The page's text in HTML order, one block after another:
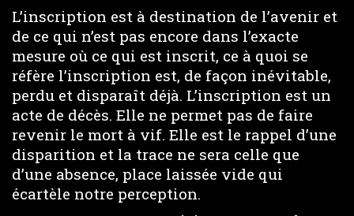
L’inscription est à destination de l’avenir et
de ce qui n’est pas encore dans l’exacte
mesure où ce qui est inscrit, ce à quoi se
réfère l’inscription est, de façon inévitable,
perdu et disparaît déjà. L’inscription est un
acte de décès. Elle ne permet pas de faire
revenir le mort à vif. Elle est le rappel d’une
disparition et la trace ne sera celle que
d’une absence, place laissée vide qui
écartèle notre perception.